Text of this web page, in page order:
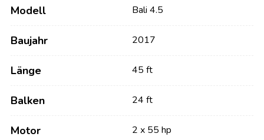
Modell Bali 4.5
Baujahr 2017
Länge 45 ft
Balken 24 ft
Motor 2 x 55 hp